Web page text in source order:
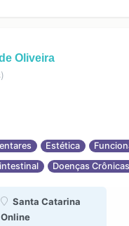
Oliveira
Estética
Doenças
Santa Catarina
Online